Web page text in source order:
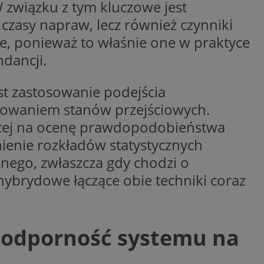
z tym kluczowe jest
napraw, lecz również czynniki
ponieważ to właśnie one w praktyce
zastosowanie podejścia
stanów przejściowych.
na ocenę prawdopodobieństwa
rozkładów statystycznych
zwłaszcza gdy chodzi o
łączące obie techniki coraz
systemu na
w celu
strony
przez
pomagając
wydajność
Microsoft
informacji
stron w jedną
dla
określone
skuteczności, a
for
reklam w
firmę
Można to
firmy Microsoft.
w wielu różnych
użytkowników.
sposób
oraz
zobaczyć
(którego
rzeczywistym od